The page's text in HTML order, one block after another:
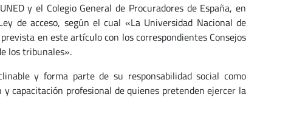
y el Colegio General de Procuradores de España, en
de acceso, según el cual «La Universidad Nacional de
en este artículo con los correspondientes Consejos
los tribunales».
y forma parte de su responsabilidad social como
capacitación profesional de quienes pretenden ejercer la